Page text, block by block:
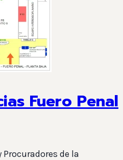
Fuero Penal
Procuradores de la